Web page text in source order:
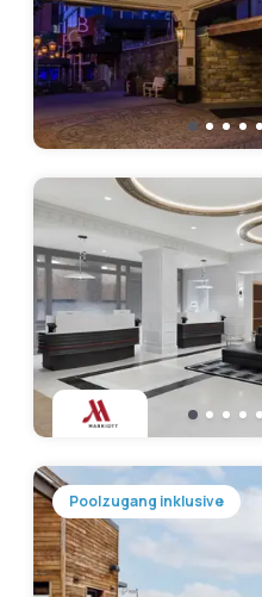
Poolzugang inklusive